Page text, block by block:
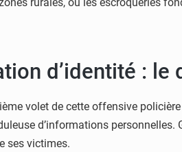
d’identité :
volet de cette offensive
d’informations
ses victimes.